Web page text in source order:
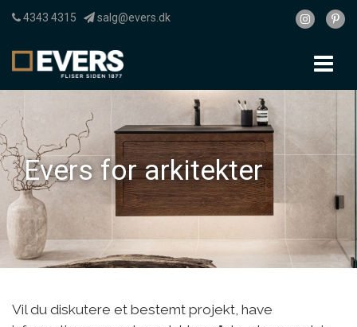
4343 4315 salg@evers.dk
Evers for arkitekter
Vil du diskutere et bestemt projekt, have